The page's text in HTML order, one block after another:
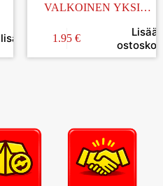
VALKOINEN YKSI
1.95 €
Lisää